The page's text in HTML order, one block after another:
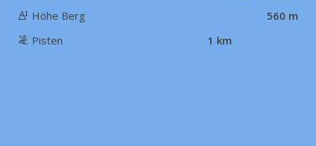
Höhe Berg
560 m
Pisten
1 km